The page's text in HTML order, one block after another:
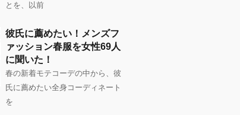
とを、以前
彼氏に薦めたい！メンズフ
ァッション春服を女性69人
に聞いた！
春の新着モテコーデの中から、彼
氏に薦めたい全身コーディネート
を